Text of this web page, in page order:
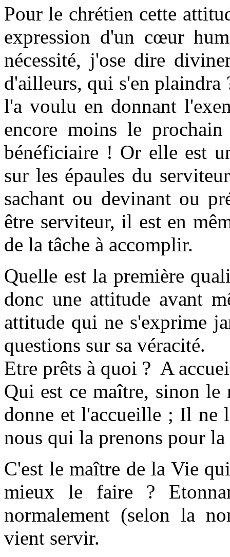
Pour le chrétien cette
expression d'un cœur
nécessité, j'ose dire
d'ailleurs, qui s'en plaindra
l'a voulu en donnant
encore moins le
bénéficiaire ! Or elle est
sur les épaules du
sachant ou devinant ou
être serviteur, il est en
de la tâche à accomplir.
Quelle est la première
donc une attitude avant
attitude qui ne s'exprime
questions sur sa véracité.
Etre prêts à quoi ? A
Qui est ce maître, sinon
donne et l'accueille ; Il ne
nous qui la prenons pour
C'est le maître de la Vie
mieux le faire ?
normalement (selon la
vient servir.